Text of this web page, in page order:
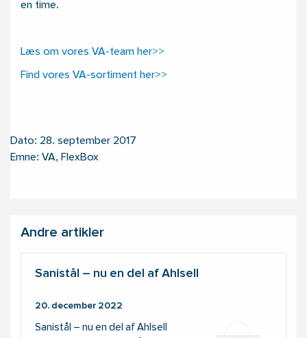
en time.
Læs om vores VA-team her>>
Find vores VA-sortiment her>>
Dato: 28. september 2017
Emne: VA, FlexBox
Andre artikler
Sanistål – nu en del af Ahlsell
20. december 2022
Sanistål – nu en del af Ahlsell